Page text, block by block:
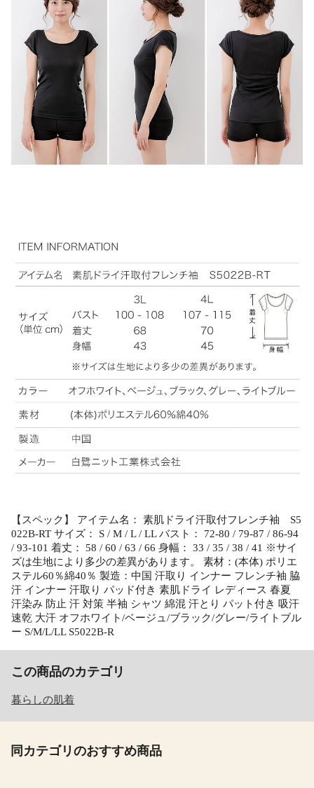
【スペック】 アイテム名： 素肌ドライ汗取付フレンチ袖 S5
022B-RT サイズ： S / M / L / LL バスト： 72-80 / 79-87 / 86-94
/ 93-101 着丈： 58 / 60 / 63 / 66 身幅： 33 / 35 / 38 / 41 ※サイ
ズは生地により多少の差異があります。 素材：(本体) ポリエ
ステル60％綿40％ 製造：中国 汗取り インナー フレンチ袖 脇
汗 インナー 汗取り パッド付き 素肌ドライ レディース 春夏
汗染み 防止 汗 対策 半袖 シャツ 綿混 汗とり パット付き 吸汗
速乾 大汗 オフホワイト/ベージュ/ブラック/グレー/ライトブル
ー S/M/L/LL S5022B-R
この商品のカテゴリ
暮らしの肌着
同カテゴリのおすすめ商品